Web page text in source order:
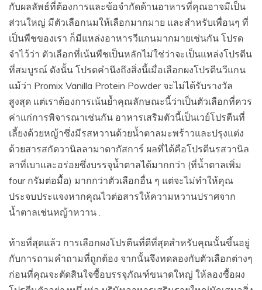
กับผลลัพธ์ที่ต้องการและข้อจำกัดด้านอาหารที่คุณอาจมีเป็น
ส่วนใหญ่ มีตัวเลือกนมให้เลือกมากมาย และสำหรับเพื่อนๆ ที่
เป็นพืชของเรา ก็มีแหล่งอาหารวีแกนมากมายเช่นกัน โปรด
จำไว้ว่า ตัวเลือกที่เน้นพืชเป็นหลักไม่ใช่ว่าจะเป็นแหล่งโปรตีน
ที่สมบูรณ์ ดังนั้น โปรดคำนึงถึงสิ่งนี้เมื่อเลือกผงโปรตีนวีแกน
แม้ว่า Promix Vanilla Protein Powder จะไม่ได้รับรางวัล
สูงสุด แต่เราต้องการเน้นย้ำคุณลักษณะนี้ว่าเป็นตัวเลือกที่ควร
ค่าแก่การพิจารณาเช่นกัน อาหารเสริมตัวนี้เป็นเวย์โปรตีนที่
เลี้ยงด้วยหญ้าซึ่งมีรสหวานด้วยน้ำตาลมะพร้าวและปรุงแต่ง
ด้วยสารสกัดวานิลลามาดากัสการ์ ผลที่ได้คือโปรตีนรสวานิล
ลาที่เบาและอร่อยซึ่งบรรจุน้ำตาลได้มากกว่า (ที่น้ำตาลเพิ่ม
four กรัมต่อมื้อ) มากกว่าตัวเลือกอื่น ๆ แต่จะไม่ทำให้คุณ
ประจบประแจงหากคุณไวต่อสารให้ความหวานปราศจาก
น้ำตาลเช่นหญ้าหวาน .
ท้ายที่สุดแล้ว การเลือกผงโปรตีนที่ดีที่สุดสำหรับคุณนั้นขึ้นอยู่
กับการถามคำถามที่ถูกต้อง จากนั้นจึงทดลองกับตัวเลือกต่างๆ
ก่อนที่คุณจะตัดสินใจซื้อบรรจุภัณฑ์ขนาดใหญ่ ให้ลองซื้อผง